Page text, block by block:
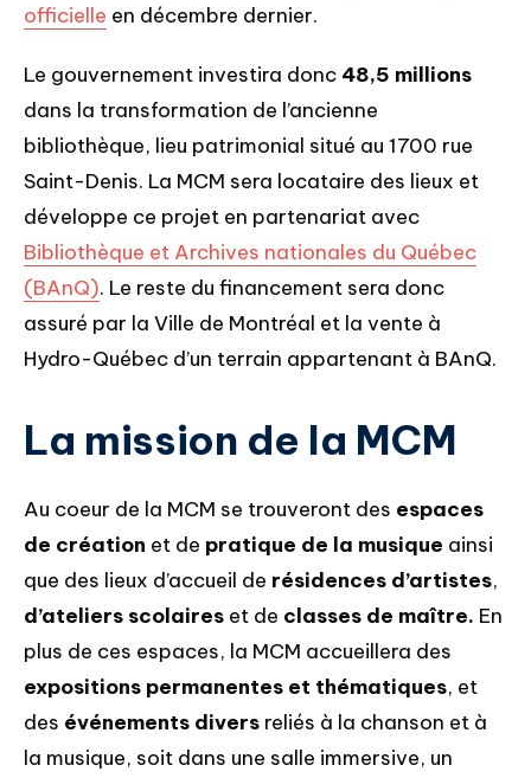
officielle en décembre dernier.
Le gouvernement investira donc 48,5 millions
dans la transformation de l’ancienne
bibliothèque, lieu patrimonial situé au 1700 rue
Saint-Denis. La MCM sera locataire des lieux et
développe ce projet en partenariat avec
Bibliothèque et Archives nationales du Québec
(BAnQ). Le reste du financement sera donc
assuré par la Ville de Montréal et la vente à
Hydro-Québec d’un terrain appartenant à BAnQ.
La mission de la MCM
Au coeur de la MCM se trouveront des espaces
de création et de pratique de la musique ainsi
que des lieux d’accueil de résidences d’artistes,
d’ateliers scolaires et de classes de maître. En
plus de ces espaces, la MCM accueillera des
expositions permanentes et thématiques, et
des événements divers reliés à la chanson et à
la musique, soit dans une salle immersive, un